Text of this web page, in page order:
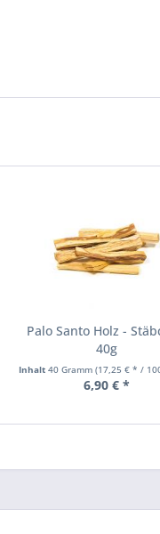
Palo Santo Holz -
40g
Inhalt 40 Gramm (17,25 € * / 100
6,90 € *